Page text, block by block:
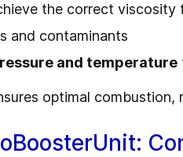
the correct viscosity
and contaminants
and temperature
optimal combustion,